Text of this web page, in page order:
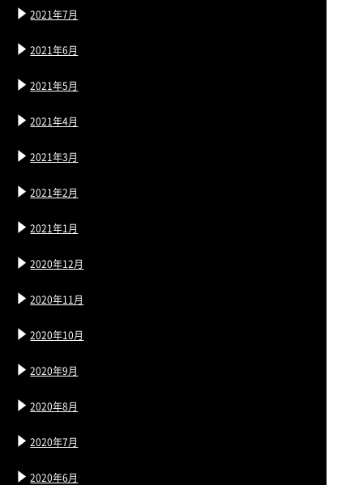
2021年7月
2021年6月
2021年5月
2021年4月
2021年3月
2021年2月
2021年1月
2020年12月
2020年11月
2020年10月
2020年9月
2020年8月
2020年7月
2020年6月